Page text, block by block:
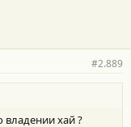
#2.889
владении хай ?